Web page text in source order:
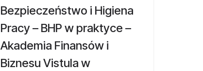
Bezpieczeństwo i Higiena
Pracy – BHP w praktyce –
Akademia Finansów i
Biznesu Vistula w